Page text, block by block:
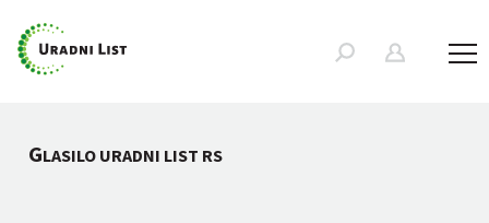
GLASILO URADNI LIST RS